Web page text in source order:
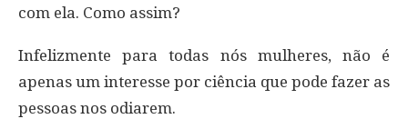
com ela. Como assim?
Infelizmente para todas nós mulheres, não é
apenas um interesse por ciência que pode fazer as
pessoas nos odiarem.